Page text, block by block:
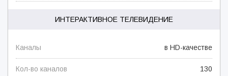
ИНТЕРАКТИВНОЕ ТЕЛЕВИДЕНИЕ
Каналы в HD-качестве
Кол-во каналов 130